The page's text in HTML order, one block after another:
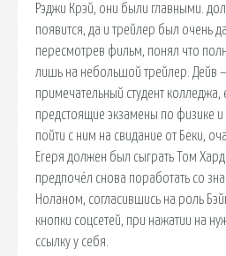
Рэджи Крэй, они были главными.
появится, да и трейлер был очень
пересмотрев фильм, понял что
лишь на небольшой трейлер. Дейв
примечательный студент колледжа,
предстоящие экзамены по физике и
пойти с ним на свидание от Беки,
Егеря должен был сыграть Том
предпочёл снова поработать со
Ноланом, согласившись на роль
кнопки соцсетей, при нажатии на
ссылку у себя.